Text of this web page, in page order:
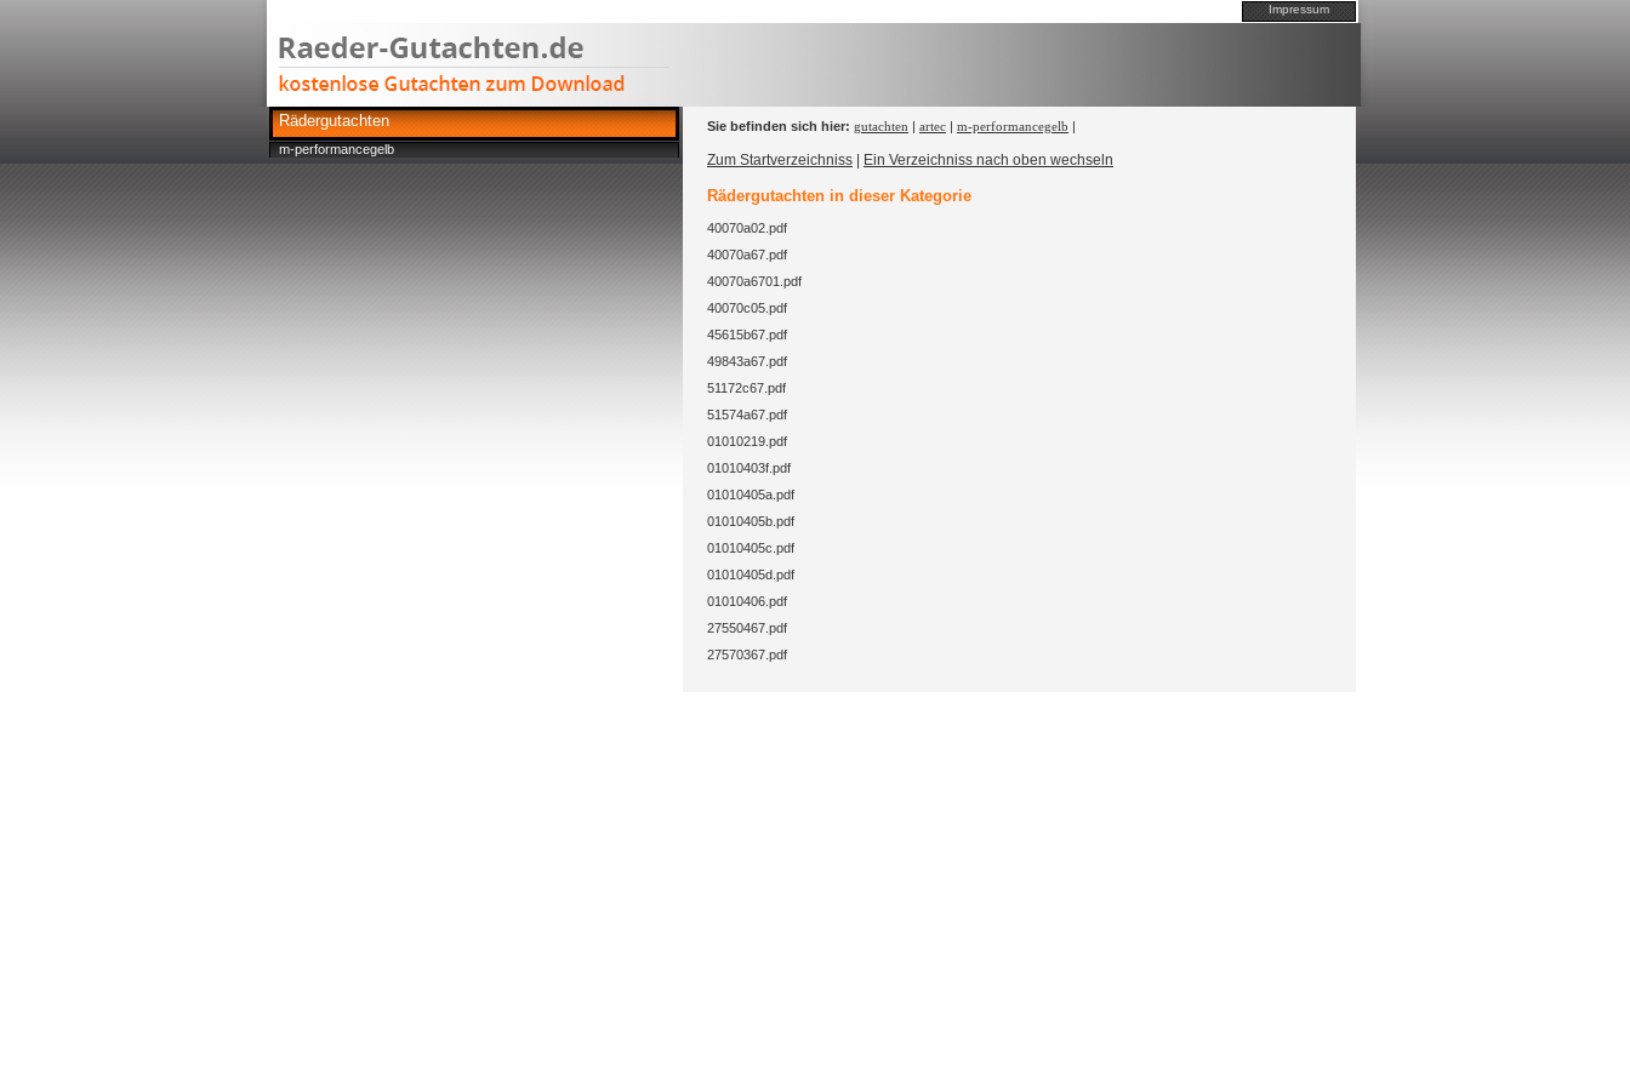
Impressum
Rädergutachten
m-performancegelb
Sie befinden sich hier: gutachten | artec | m-performancegelb |
Zum Startverzeichniss | Ein Verzeichniss nach oben wechseln
Rädergutachten in dieser Kategorie
40070a02.pdf
40070a67.pdf
40070a6701.pdf
40070c05.pdf
45615b67.pdf
49843a67.pdf
51172c67.pdf
51574a67.pdf
01010219.pdf
01010403f.pdf
01010405a.pdf
01010405b.pdf
01010405c.pdf
01010405d.pdf
01010406.pdf
27550467.pdf
27570367.pdf